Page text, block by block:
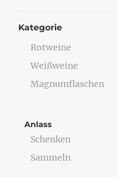
Kategorie
Rotweine
Weißweine
Magnumflaschen
Anlass
Schenken
Sammeln